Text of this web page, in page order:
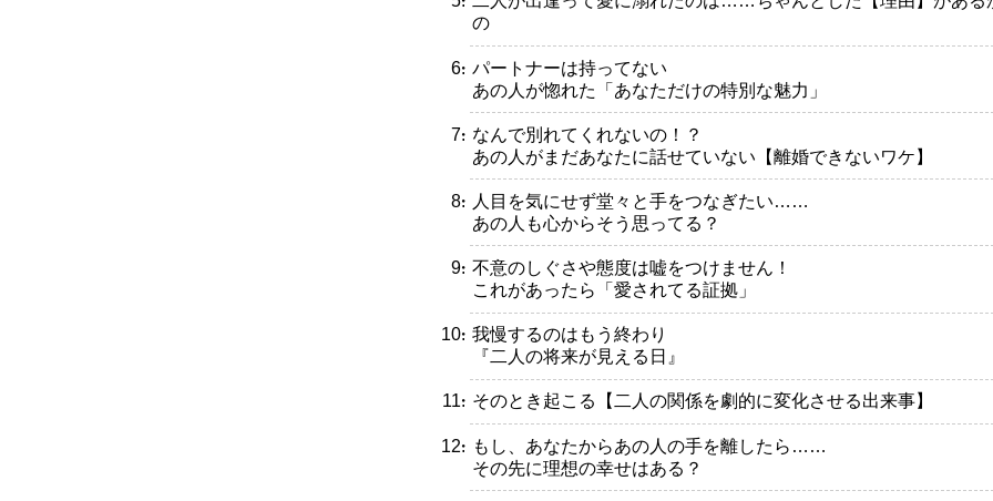
の
・パートナーは持ってない
あの人が惚れた「あなただけの特別な魅力」
・なんで別れてくれないの！？
あの人がまだあなたに話せていない【離婚できないワケ】
・人目を気にせず堂々と手をつなぎたい……
あの人も心からそう思ってる？
・不意のしぐさや態度は嘘をつけません！
これがあったら「愛されてる証拠」
・我慢するのはもう終わり
『二人の将来が見える日』
・そのとき起こる【二人の関係を劇的に変化させる出来事】
・もし、あなたからあの人の手を離したら……
その先に理想の幸せはある？